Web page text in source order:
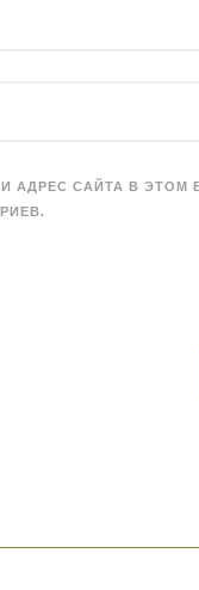
АДРЕС САЙТА В ЭТОМ